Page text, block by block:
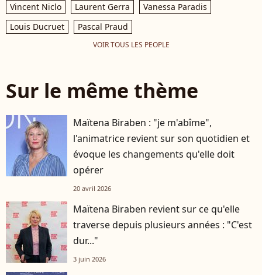
Vincent Niclo
Laurent Gerra
Vanessa Paradis
Louis Ducruet
Pascal Praud
VOIR TOUS LES PEOPLE
Sur le même thème
Maïtena Biraben : "je m'abîme",
l'animatrice revient sur son quotidien et
évoque les changements qu'elle doit
opérer
20 avril 2026
Maïtena Biraben revient sur ce qu'elle
traverse depuis plusieurs années : "C'est
dur..."
3 juin 2026